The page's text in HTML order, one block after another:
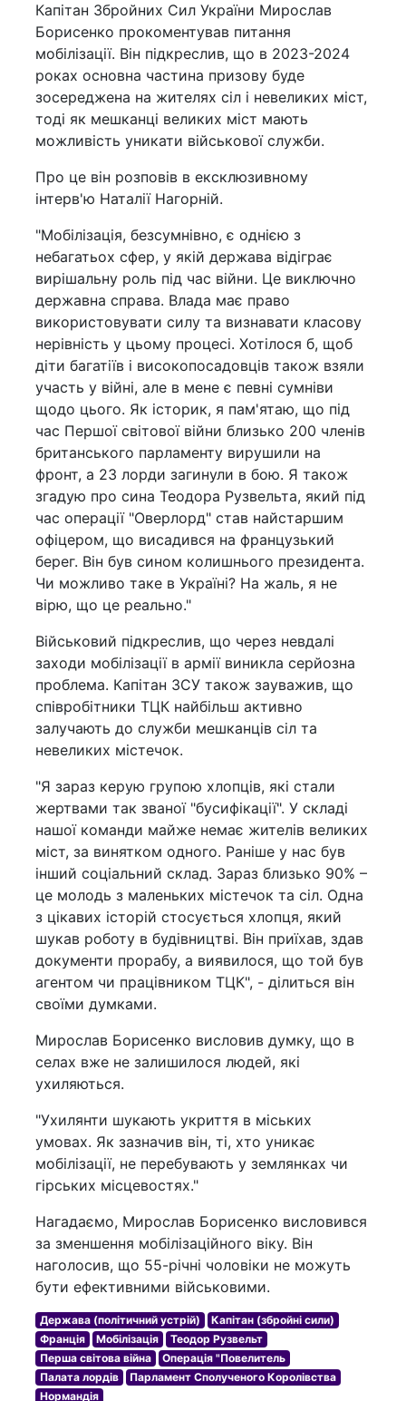
Капітан Збройних Сил України Мирослав
Борисенко прокоментував питання
мобілізації. Він підкреслив, що в 2023-2024
роках основна частина призову буде
зосереджена на жителях сіл і невеликих міст,
тоді як мешканці великих міст мають
можливість уникати військової служби.
Про це він розповів в ексклюзивному
інтерв'ю Наталії Нагорній.
"Мобілізація, безсумнівно, є однією з
небагатьох сфер, у якій держава відіграє
вирішальну роль під час війни. Це виключно
державна справа. Влада має право
використовувати силу та визнавати класову
нерівність у цьому процесі. Хотілося б, щоб
діти багатіїв і високопосадовців також взяли
участь у війні, але в мене є певні сумніви
щодо цього. Як історик, я пам'ятаю, що під
час Першої світової війни близько 200 членів
британського парламенту вирушили на
фронт, а 23 лорди загинули в бою. Я також
згадую про сина Теодора Рузвельта, який під
час операції "Оверлорд" став найстаршим
офіцером, що висадився на французький
берег. Він був сином колишнього президента.
Чи можливо таке в Україні? На жаль, я не
вірю, що це реально."
Військовий підкреслив, що через невдалі
заходи мобілізації в армії виникла серйозна
проблема. Капітан ЗСУ також зауважив, що
співробітники ТЦК найбільш активно
залучають до служби мешканців сіл та
невеликих містечок.
"Я зараз керую групою хлопців, які стали
жертвами так званої "бусифікації". У складі
нашої команди майже немає жителів великих
міст, за винятком одного. Раніше у нас був
інший соціальний склад. Зараз близько 90% –
це молодь з маленьких містечок та сіл. Одна
з цікавих історій стосується хлопця, який
шукав роботу в будівництві. Він приїхав, здав
документи прорабу, а виявилося, що той був
агентом чи працівником ТЦК", - ділиться він
своїми думками.
Мирослав Борисенко висловив думку, що в
селах вже не залишилося людей, які
ухиляються.
"Ухилянти шукають укриття в міських
умовах. Як зазначив він, ті, хто уникає
мобілізації, не перебувають у землянках чи
гірських місцевостях."
Нагадаємо, Мирослав Борисенко висловився
за зменшення мобілізаційного віку. Він
наголосив, що 55-річні чоловіки не можуть
бути ефективними військовими.
Держава (політичний устрій)
Капітан (збройні сили)
Франція
Мобілізація
Теодор Рузвельт
Перша світова війна
Операція "Повелитель
Палата лордів
Парламент Сполученого Королівства
Нормандія